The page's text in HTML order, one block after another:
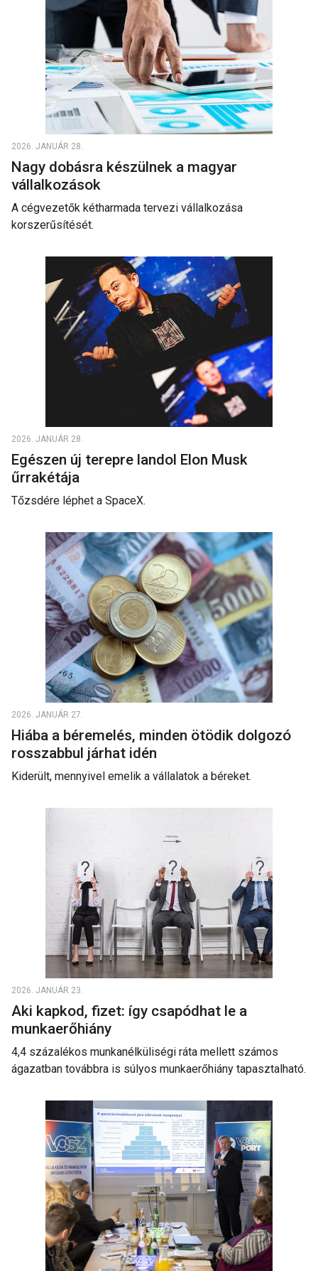
2026. JANUÁR 28.
Nagy dobásra készülnek a magyar
vállalkozások
A cégvezetők kétharmada tervezi vállalkozása
korszerűsítését.
2026. JANUÁR 28.
Egészen új terepre landol Elon Musk
űrrakétája
Tőzsdére léphet a SpaceX.
2026. JANUÁR 27.
Hiába a béremelés, minden ötödik dolgozó
rosszabbul járhat idén
Kiderült, mennyivel emelik a vállalatok a béreket.
2026. JANUÁR 23.
Aki kapkod, fizet: így csapódhat le a
munkaerőhiány
4,4 százalékos munkanélküliségi ráta mellett számos
ágazatban továbbra is súlyos munkaerőhiány tapasztalható.